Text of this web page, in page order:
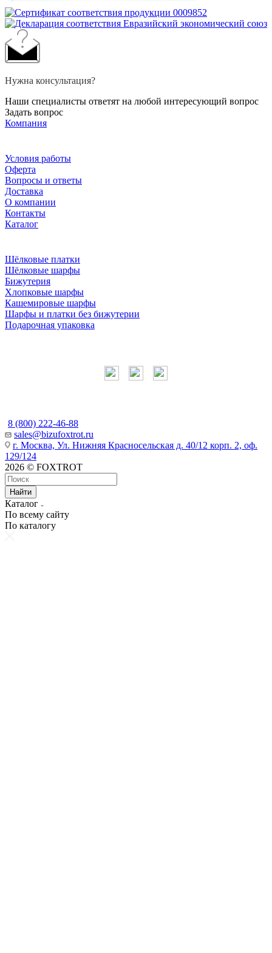
Нужна консультация?
Наши специалисты ответят на любой интересующий вопрос
Задать вопрос
Компания
Условия работы
Оферта
Вопросы и ответы
Доставка
О компании
Контакты
Каталог
Шёлковые платки
Шёлковые шарфы
Бижутерия
Хлопковые шарфы
Кашемировые шарфы
Шарфы и платки без бижутерии
Подарочная упаковка
8 (800) 222-46-88
sales@bizufoxtrot.ru
г. Москва, Ул. Нижняя Красносельская д. 40/12 корп. 2, оф.
129/124
2026 © FOXTROT
Найти
Каталог
По всему сайту
По каталогу